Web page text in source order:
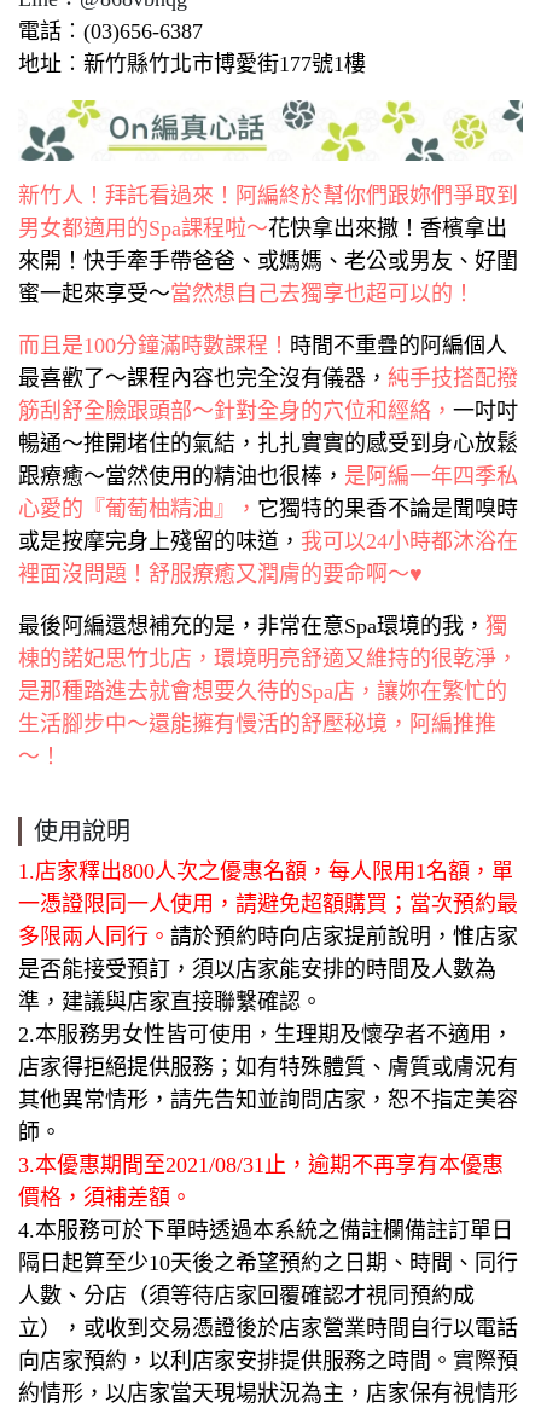
電話︰(03)656-6387
地址︰新竹縣竹北市博愛街177號1樓
新竹人！拜託看過來！阿編終於幫你們跟妳們爭取到
男女都適用的Spa課程啦～花快拿出來撒！香檳拿出
來開！快手牽手帶爸爸、或媽媽、老公或男友、好閨
蜜一起來享受～當然想自己去獨享也超可以的！
而且是100分鐘滿時數課程！ 時間不重疊的阿編個人
最喜歡了～課程內容也完全沒有儀器， 純手技搭配撥
筋刮舒全臉跟頭部～針對全身的穴位和經絡， 一吋吋
暢通～推開堵住的氣結，扎扎實實的感受到身心放鬆
跟療癒～當然使用的精油也很棒， 是阿編一年四季私
心愛的『葡萄柚精油』， 它獨特的果香不論是聞嗅時
或是按摩完身上殘留的味道， 我可以24小時都沐浴在
裡面沒問題！舒服療癒又潤膚的要命啊～♥
最後阿編還想補充的是，非常在意Spa環境的我， 獨
棟的諾妃思竹北店，環境明亮舒適又維持的很乾淨，
是那種踏進去就會想要久待的Spa店，讓妳在繁忙的
生活腳步中～還能擁有慢活的舒壓秘境，阿編推推
～！
使用說明
1.店家釋出800人次之優惠名額，每人限用1名額，單
一憑證限同一人使用，請避免超額購買；當次預約最
多限兩人同行。 請於預約時向店家提前說明，惟店家
是否能接受預訂，須以店家能安排的時間及人數為
準，建議與店家直接聯繫確認。
2.本服務男女性皆可使用，生理期及懷孕者不適用，
店家得拒絕提供服務；如有特殊體質、膚質或膚況有
其他異常情形，請先告知並詢問店家，恕不指定美容
師。
3.本優惠期間至2021/08/31止，逾期不再享有本優惠
價格，須補差額。
4.本服務可於下單時透過本系統之備註欄備註訂單日
隔日起算至少10天後之希望預約之日期、時間、同行
人數、分店（須等待店家回覆確認才視同預約成
立），或收到交易憑證後於店家營業時間自行以電話
向店家預約，以利店家安排提供服務之時間。實際預
約情形，以店家當天現場狀況為主，店家保有視情形